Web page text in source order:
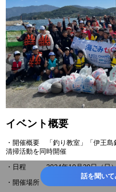
イベント概要
・開催概要 「釣り教室」「伊王
清掃活動を同時開催
・日程 2024年10月20日（日）
・開催場所 長崎市伊王島の海岸沿い
話を聞い